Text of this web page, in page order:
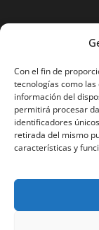
Con el fin de
tecnologías como
información del
permitirá procesar
identificadores
retirada del mismo
características y
Reciba nuestros
buzón.
Aceptola